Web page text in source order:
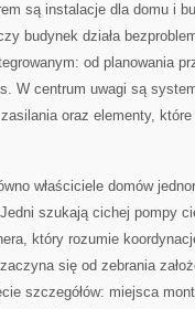
są instalacje dla domu i
budynek działa
od planowania
W centrum uwagi są
oraz elementy,
właściciele domów
szukają cichej pompy
który rozumie
się od zebrania
szczegółów: miejsca